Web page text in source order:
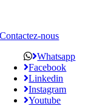
Contactez-nous
Whatsapp
Facebook
Linkedin
Instagram
Youtube